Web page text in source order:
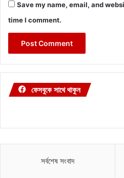
Save my name, email, and
time I comment.
ফেসবুকে সাথে থাকুন
সর্বশেষ সংবাদ